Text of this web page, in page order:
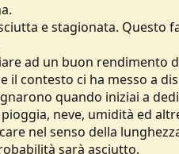
e stagionata.
ad un buon rendimento
il contesto ci ha messo a
quando iniziai a
neve, umidità ed
nel senso della
sarà asciutto.